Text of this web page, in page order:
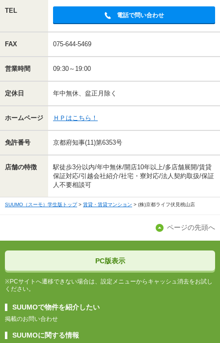
TEL
電話で問い合わせ
FAX 075-644-5469
営業時間 09:30～19:00
定休日 年中無休、盆正月除く
ホームページ ＨＰはこちら！
免許番号 京都府知事(11)第6353号
店舗の特徴
駅徒歩3分以内/年中無休/開店10年以上/多店舗展開/賃貸
保証対応/引越会社紹介/社宅・寮対応/法人契約取扱/保証
人不要相談可
SUUMO（スーモ）学生版トップ 賃貸・賃貸マンション (株)京都ライフ伏見桃山店
ページの先頭へ
PC版表示
※PCサイトへ遷移できない場合は、設定メニューからキャッシュ消去をお試し
ください。
SUUMOで物件を紹介したい
掲載のお問い合わせ
SUUMOに関する情報